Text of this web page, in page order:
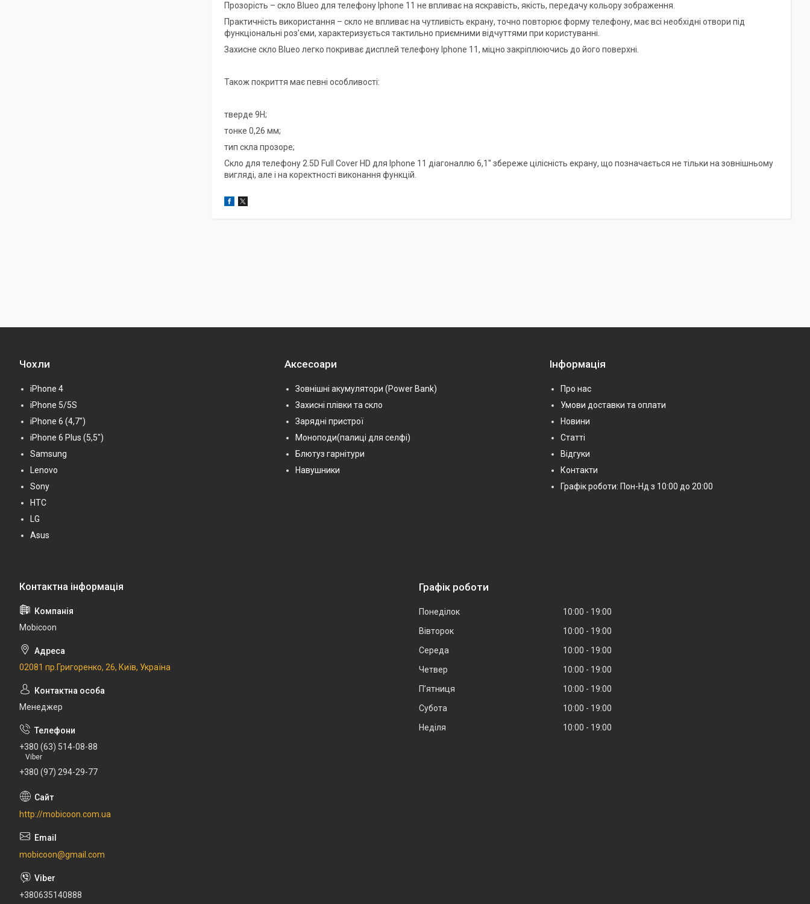
Прозорість – скло Blueo для телефону Iphone 11 не впливає на яскравість, якість, передачу кольору зображення.
Практичність використання – скло не впливає на чутливість екрану, точно повторює форму телефону, має всі необхідні отвори під
функціональні роз'єми, характеризується тактильно приємними відчуттями при користуванні.
Захисне скло Blueo легко покриває дисплей телефону Iphone 11, міцно закріплюючись до його поверхні.
Також покриття має певні особливості:
тверде 9Н;
тонке 0,26 мм;
тип скла прозоре;
Скло для телефону 2.5D Full Cover HD для Iphone 11 діагоналлю 6,1'' збереже цілісність екрану, що позначається не тільки на зовнішньому
вигляді, але і на коректності виконання функцій.
Чохли
iPhone 4
iPhone 5/5S
iPhone 6 (4,7")
iPhone 6 Plus (5,5")
Samsung
Lenovo
Sony
HTC
LG
Asus
Аксесоари
Зовнішні акумулятори (Power Bank)
Захисні плівки та скло
Зарядні пристрої
Моноподи(палиці для селфі)
Блютуз гарнітури
Навушники
Інформація
Про нас
Умови доставки та оплати
Новини
Статті
Відгуки
Контакти
Графік роботи: Пон-Нд з 10:00 до 20:00
Mobicoon
02081 пр.Григоренко, 26, Київ, Україна
Менеджер
+380 (63) 514-08-88
Viber
+380 (97) 294-29-77
http://mobicoon.com.ua
mobicoon@gmail.com
+380635140888
Графік роботи
Понеділок 10:00
19:00
Вівторок
10:00
19:00
Середа
10:00
19:00
Четвер
10:00
19:00
Пʼятниця
10:00
19:00
Субота
10:00
19:00
Неділя
10:00 19:00